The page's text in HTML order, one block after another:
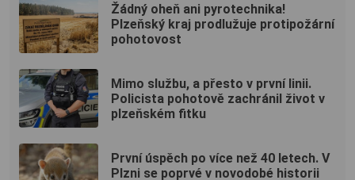
Žádný oheň ani pyrotechnika!
Plzeňský kraj prodlužuje protipožární
pohotovost
Mimo službu, a přesto v první linii.
Policista pohotově zachránil život v
plzeňském fitku
První úspěch po více než 40 letech. V
Plzni se poprvé v novodobé historii